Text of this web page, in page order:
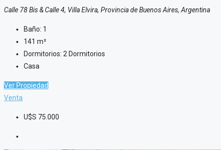
Calle 78 Bis & Calle 4, Villa Elvira, Provincia de Buenos Aires, Argentina
Baño: 1
141 m²
Dormitorios: 2 Dormitorios
Casa
Ver Propiedad
Venta
U$S 75.000